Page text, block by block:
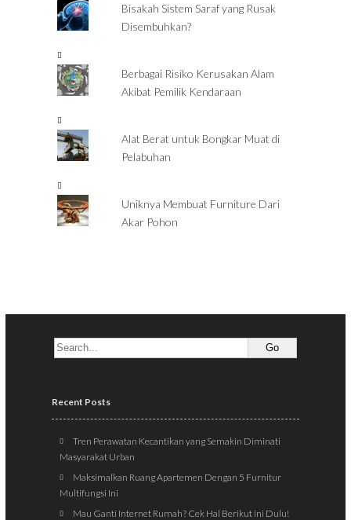
Bisakah Sistem Saraf yang Rusak
Disembuhkan?
Berbagai Risiko Kerusakan Alam
Akibat Pemilik Kendaraan
Alat Berat untuk Bongkar Muat di
Pelabuhan
Uniknya Membuat Furniture Dari
Akar Pohon
Recent Posts
Tren Perawatan Kecantikan yang Semakin Diminati
Masyarakat Urban
Maksimalkan Ruang Apartemen Dengan 5 Furnitur
Multifungsi Ini
Mau Ganti Internet Rumah? Cek Hal Berikut ini Dulu!